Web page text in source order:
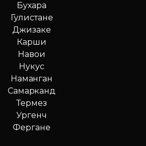
Бухара
Гулистане
Джизаке
Карши
Навои
Нукус
Наманган
Самарканд
Термез
Ургенч
Фергане